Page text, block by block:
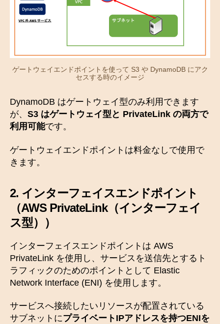
ゲートウェイエンドポイントを使って S3 や DynamoDB にアク
セスする時のイメージ
DynamoDB はゲートウェイ型のみ利用できます
が、 S3 はゲートウェイ型と PrivateLink の両方で
利用可能です。
ゲートウェイエンドポイントは料金なしで使用で
きます。
2. インターフェイスエンドポイント
（AWS PrivateLink（インターフェイ
ス型））
インターフェイスエンドポイントは AWS
PrivateLink を使用し、サービスを送信先とするト
ラフィックのためのポイントとして Elastic
Network Interface (ENI) を使用します。
サービスへ接続したいリソースが配置されている
サブネットにプライベートIPアドレスを持つENIを